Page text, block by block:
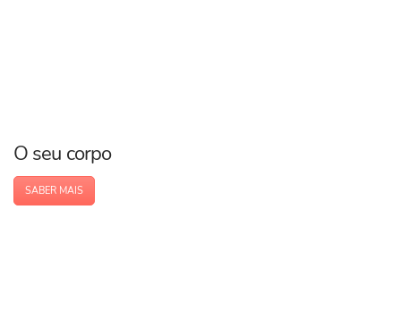
O seu corpo
SABER MAIS